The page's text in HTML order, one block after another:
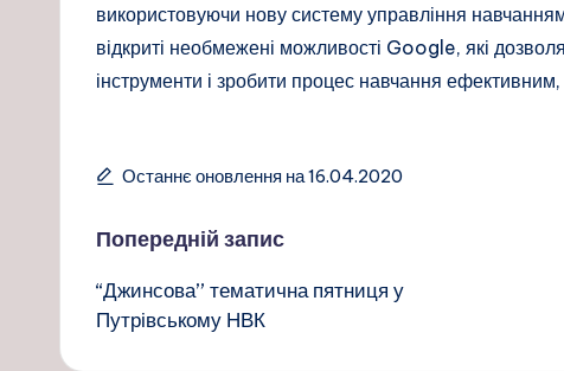
використовуючи нову систему управління
відкриті необмежені можливості Google, які
інструменти і зробити процес навчання
Останнє оновлення на 16.04.2020
Навігація
по
Попередній запис
“Джинсова” тематична пятниця у
Путрівському НВК